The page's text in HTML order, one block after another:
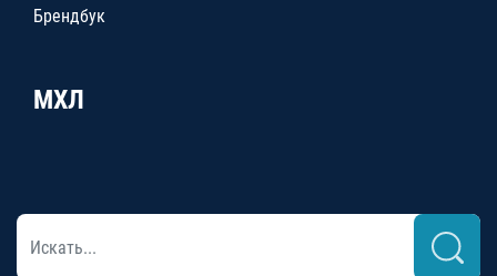
Брендбук
МХЛ